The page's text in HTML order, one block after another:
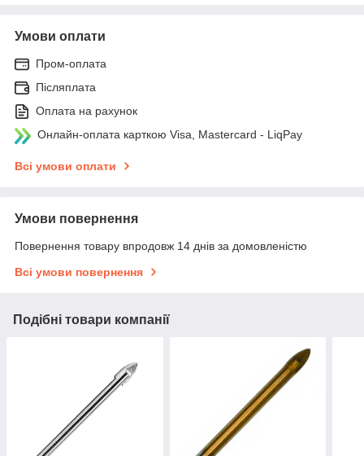
Умови оплати
Пром-оплата
Післяплата
Оплата на рахунок
Онлайн-оплата карткою Visa, Mastercard - LiqPay
Всі умови оплати
Умови повернення
Повернення товару впродовж 14 днів за домовленістю
Всі умови повернення
Подібні товари компанії